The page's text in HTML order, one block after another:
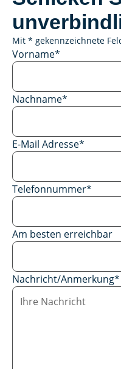
Mit * gekennzeichnete
Vorname*
Nachname*
E-Mail Adresse*
Telefonnummer*
Am besten erreichbar
Nachricht/Anmerkung*